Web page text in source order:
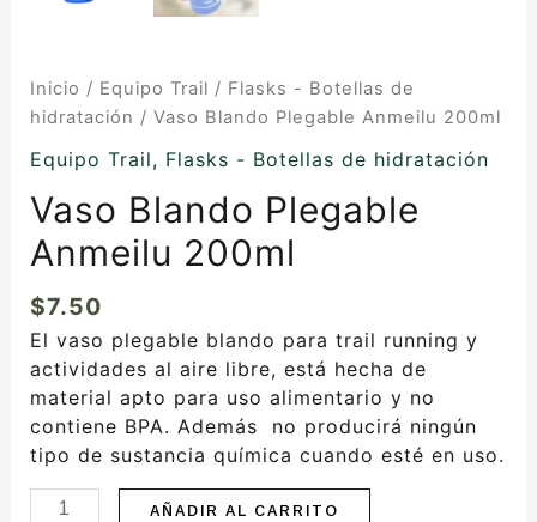
Inicio / Equipo Trail / Flasks - Botellas de
hidratación / Vaso Blando Plegable Anmeilu 200ml
Equipo Trail, Flasks - Botellas de hidratación
Vaso Blando Plegable
Anmeilu 200ml
$7.50
El vaso plegable blando para trail running y
actividades al aire libre, está hecha de
material apto para uso alimentario y no
contiene BPA. Además no producirá ningún
tipo de sustancia química cuando esté en uso.
AÑADIR AL CARRITO